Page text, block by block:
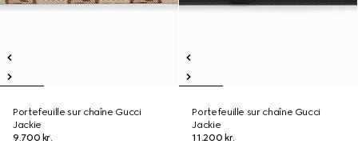
Portefeuille sur chaîne Gucci
Jackie
9.700 kr.
Portefeuille sur chaîne Gucci
Jackie
11.200 kr.